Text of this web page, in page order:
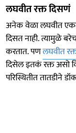
लघवीत रक्त दिसणं
अनेक वेळा लघवीत
दिसत नाही. त्यामुळे
करतात. पणलघवीत
दिसेल इतकं रक्त असो
परिस्थितीत तातडीने